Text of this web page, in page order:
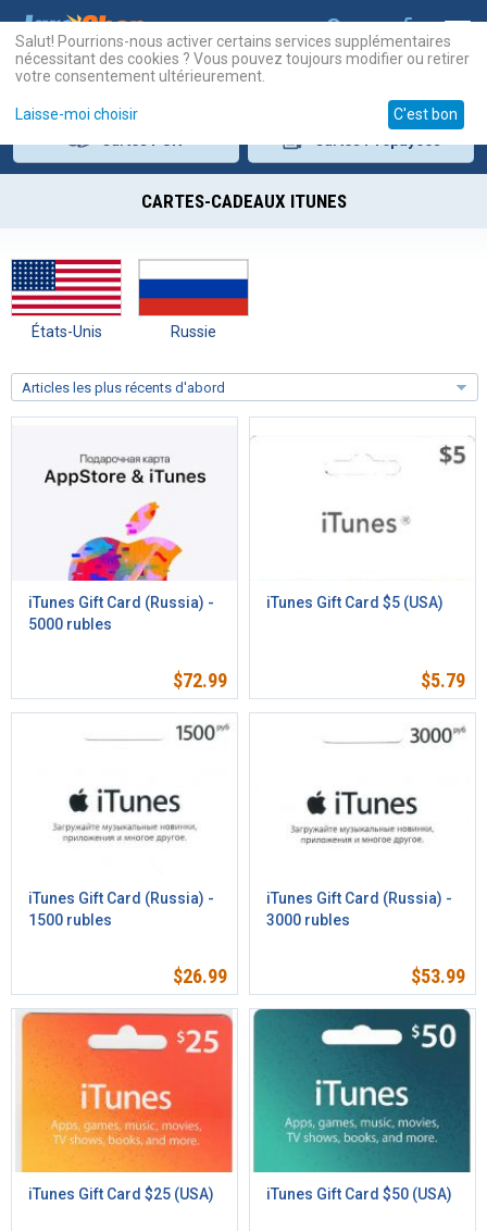
CARTES-CADEAUX ITUNES
États-Unis Russie
Articles les plus récents d'abord
iTunes Gift Card (Russia) -
5000 rubles
$72.99
iTunes Gift Card $5 (USA)
$5.79
iTunes Gift Card (Russia) -
1500 rubles
$26.99
iTunes Gift Card (Russia) -
3000 rubles
$53.99
iTunes Gift Card $25 (USA) iTunes Gift Card $50 (USA)
Salut! Pourrions-nous activer certains services supplémentaires
nécessitant des cookies ? Vous pouvez toujours modifier ou retirer
votre consentement ultérieurement.
Laisse-moi choisir C'est bon